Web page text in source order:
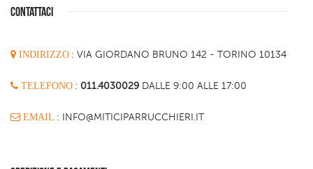
CONTATTACI
INDIRIZZO : VIA GIORDANO BRUNO 142 - TORINO 10134
TELEFONO : 011.4030029 DALLE 9:00 ALLE 17:00
EMAIL : INFO@MITICIPARRUCCHIERI.IT